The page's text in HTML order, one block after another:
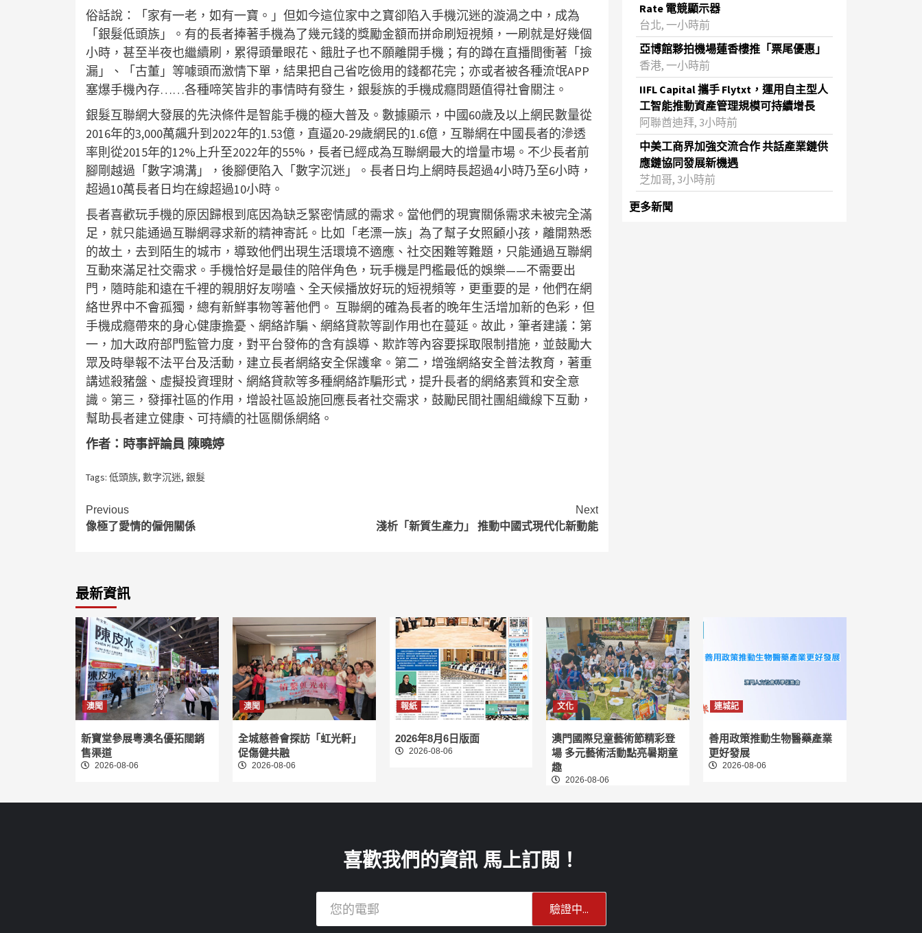
俗話說：「家有一老，如有一寶。」但如今這位家中之寶卻陷入手機沉迷的漩渦之中，成為
「銀髮低頭族」。有的長者捧著手機為了幾元錢的獎勵金額而拼命刷短視頻，一刷就是好幾個
小時，甚至半夜也繼續刷，累得頭暈眼花、餓肚子也不願離開手機；有的蹲在直播間衝著「撿
漏」、「古董」等噱頭而激情下單，結果把自己省吃儉用的錢都花完；亦或者被各種流氓APP
塞爆手機內存……各種啼笑皆非的事情時有發生，銀髮族的手機成癮問題值得社會關注。
銀髮互聯網大發展的先決條件是智能手機的極大普及。數據顯示，中國60歲及以上網民數量從
2016年的3,000萬飆升到2022年的1.53億，直逼20-29歲網民的1.6億，互聯網在中國長者的滲透
率則從2015年的12%上升至2022年的55%，長者已經成為互聯網最大的增量市場。不少長者前
腳剛越過「數字鴻溝」，後腳便陷入「數字沉迷」。長者日均上網時長超過4小時乃至6小時，
超過10萬長者日均在線超過10小時。
長者喜歡玩手機的原因歸根到底因為缺乏緊密情感的需求。當他們的現實關係需求未被完全滿
足，就只能通過互聯網尋求新的精神寄託。比如「老漂一族」為了幫子女照顧小孩，離開熟悉
的故土，去到陌生的城市，導致他們出現生活環境不適應、社交困難等難題，只能通過互聯網
互動來滿足社交需求。手機恰好是最佳的陪伴角色，玩手機是門檻最低的娛樂——不需要出
門，隨時能和遠在千裡的親朋好友嘮嗑、全天候播放好玩的短視頻等，更重要的是，他們在網
絡世界中不會孤獨，總有新鮮事物等著他們。 互聯網的確為長者的晚年生活增加新的色彩，但
手機成癮帶來的身心健康擔憂、網絡詐騙、網絡貸款等副作用也在蔓延。故此，筆者建議：第
一，加大政府部門監管力度，對平台發佈的含有誤導、欺詐等內容要採取限制措施，並鼓勵大
眾及時舉報不法平台及活動，建立長者網絡安全保護傘。第二，增強網絡安全普法教育，著重
講述殺豬盤、虛擬投資理財、網絡貸款等多種網絡詐騙形式，提升長者的網絡素質和安全意
識。第三，發揮社區的作用，增設社區設施回應長者社交需求，鼓勵民間社團組織線下互動，
幫助長者建立健康、可持續的社區關係網絡。
作者：時事評論員 陳曉婷
Tags: 低頭族, 數字沉迷, 銀髮
Continue
Reading
Previous
像極了愛情的僱佣關係
Next
淺析「新質生產力」 推動中國式現代化新動能
Rate 電競顯示器
台北, 一小時前
亞博館夥拍機場蓮香樓推「票尾優惠」
香港, 一小時前
IIFL Capital 攜手 Flytxt，運用自主型人
工智能推動資產管理規模可持續增長
阿聯酋迪拜, 3小時前
中美工商界加強交流合作 共話產業鏈供
應鏈協同發展新機遇
芝加哥, 3小時前
更多新聞
最新資訊
澳聞
新寶堂參展粵澳名優拓闊銷
售渠道
2026-08-06
澳聞
全城慈善會探訪「虹光軒」
促傷健共融
2026-08-06
報紙
2026年8月6日版面
2026-08-06
文化
澳門國際兒童藝術節精彩登
場 多元藝術活動點亮暑期童
趣
2026-08-06
連城記
善用政策推動生物醫藥產業
更好發展
2026-08-06
喜歡我們的資訊 馬上訂閱！